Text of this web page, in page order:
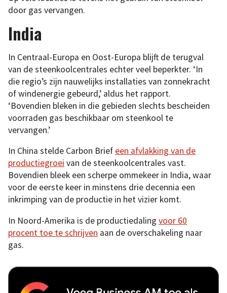
door gas vervangen.
India
In Centraal-Europa en Oost-Europa blijft de terugval
van de steenkoolcentrales echter veel beperkter. ‘In
die regio’s zijn nauwelijks installaties van zonnekracht
of windenergie gebeurd,’ aldus het rapport.
‘Bovendien bleken in die gebieden slechts bescheiden
voorraden gas beschikbaar om steenkool te
vervangen.’
In China stelde Carbon Brief een afvlakking van de
productiegroei van de steenkoolcentrales vast.
Bovendien bleek een scherpe ommekeer in India, waar
voor de eerste keer in minstens drie decennia een
inkrimping van de productie in het vizier komt.
In Noord-Amerika is de productiedaling voor 60
procent toe te schrijven aan de overschakeling naar
gas.